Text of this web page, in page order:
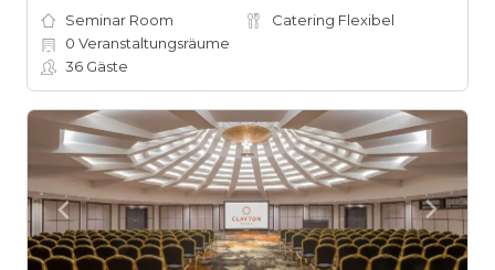
Seminar Room
Catering Flexibel
0 Veranstaltungsräume
36 Gäste